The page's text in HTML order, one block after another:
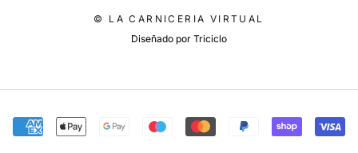
© LA CARNICERIA VIRTUAL
Diseñado por Triciclo